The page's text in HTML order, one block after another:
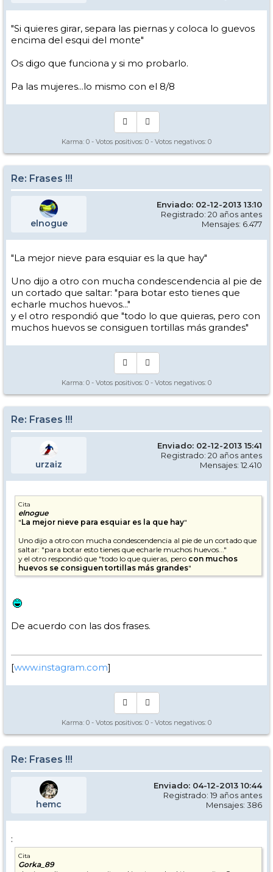
"Si quieres girar, separa las piernas y coloca lo guevos
encima del esqui del monte"
Os digo que funciona y si mo probarlo.
Pa las mujeres...lo mismo con el 8/8
Karma: 0 - Votos positivos: 0 - Votos negativos: 0
Re: Frases !!!
elnogue
Enviado: 02-12-2013 13:10
Registrado: 20 años antes
Mensajes: 6.477
"La mejor nieve para esquiar es la que hay"
Uno dijo a otro con mucha condescendencia al pie de
un cortado que saltar: "para botar esto tienes que
echarle muchos huevos..."
y el otro respondió que "todo lo que quieras, pero con
muchos huevos se consiguen tortillas más grandes"
Karma: 0 - Votos positivos: 0 - Votos negativos: 0
Re: Frases !!!
urzaiz
Enviado: 02-12-2013 15:41
Registrado: 20 años antes
Mensajes: 12.410
Cita
elnogue
"La mejor nieve para esquiar es la que hay"
Uno dijo a otro con mucha condescendencia al pie de un cortado que
saltar: "para botar esto tienes que echarle muchos huevos..."
y el otro respondió que "todo lo que quieras, pero con muchos
huevos se consiguen tortillas más grandes"
De acuerdo con las dos frases.
[www.instagram.com]
Karma: 0 - Votos positivos: 0 - Votos negativos: 0
Re: Frases !!!
hemc
Enviado: 04-12-2013 10:44
Registrado: 19 años antes
Mensajes: 386
:
Cita
Gorka_89